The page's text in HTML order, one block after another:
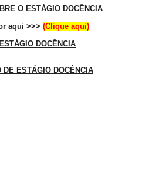
O ESTÁGIO DOCÊNCIA
aqui >>> (Clique aqui)
DOCÊNCIA
DE ESTÁGIO DOCÊNCIA